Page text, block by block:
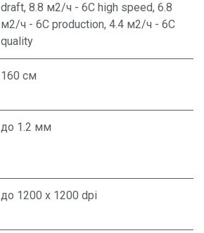
draft, 8.8 м2/ч - 6C high speed, 6.8
м2/ч - 6C production, 4.4 м2/ч - 6C
quality
160 см
до 1.2 мм
до 1200 x 1200 dpi